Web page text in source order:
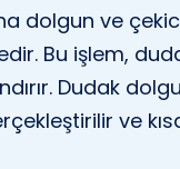
dolgun ve
Bu işlem,
Dudak
ve